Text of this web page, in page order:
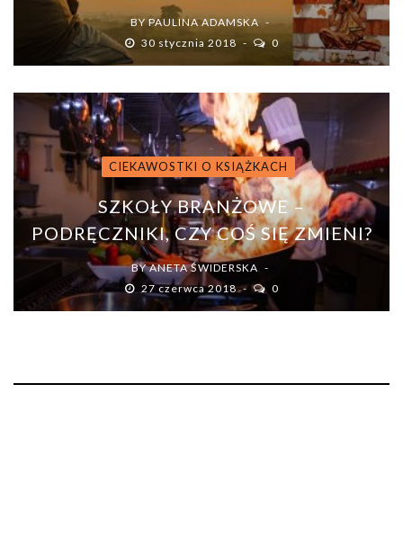
BYPAULINA ADAMSKA
30 stycznia 2018
0
CIEKAWOSTKI O KSIĄŻKACH
SZKOŁY BRANŻOWE –
PODRĘCZNIKI, CZY COŚ SIĘ ZMIENI?
BYANETA ŚWIDERSKA
27 czerwca 2018
0